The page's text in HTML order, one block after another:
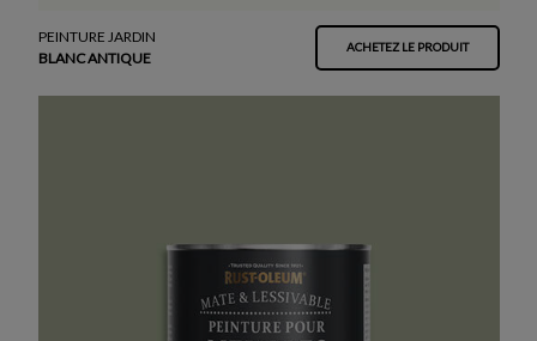
PEINTURE JARDIN
BLANC ANTIQUE
ACHETEZ LE PRODUIT